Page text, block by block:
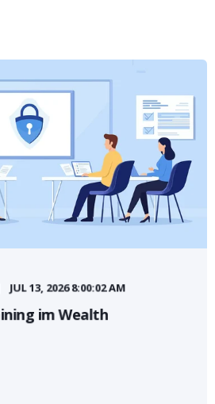
JUL 13, 2026 8:00:02 AM
im Wealth